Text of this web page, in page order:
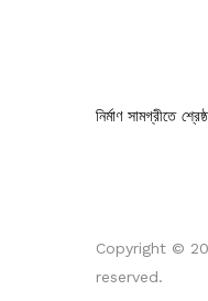
নির্মাণ সামগ্রীতে
Copyright ©
reserved.